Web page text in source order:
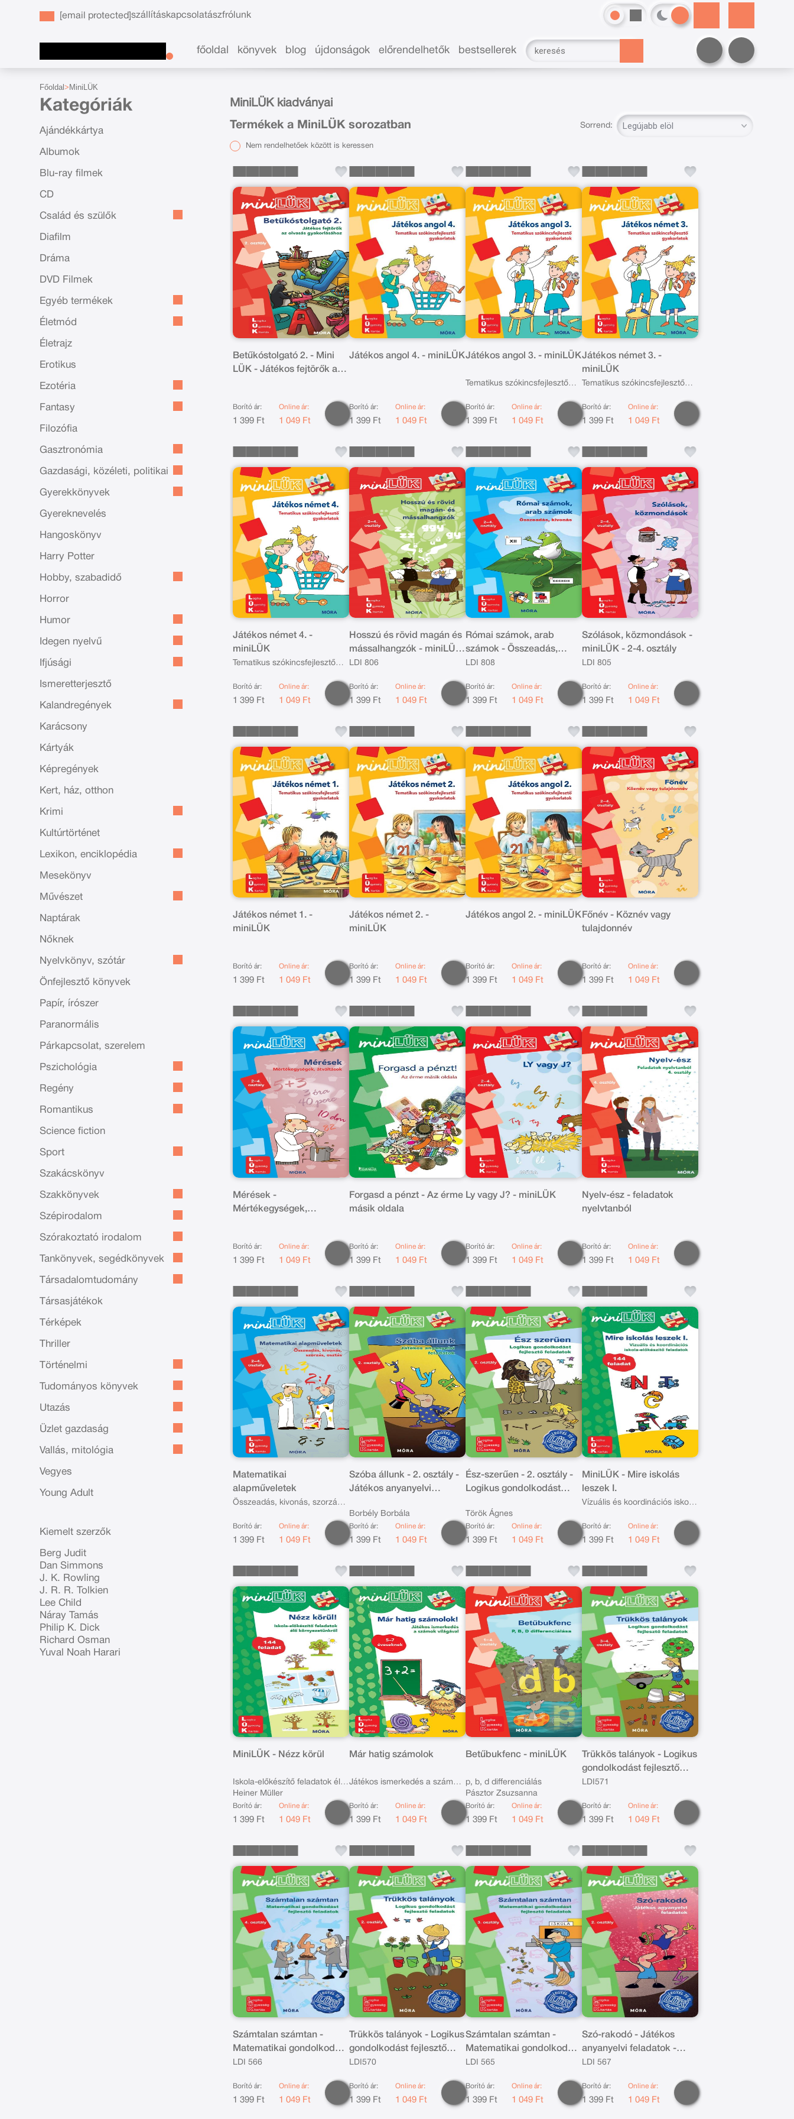
[email protected]szállításkapcsolatászfrólunk
főoldal könyvek blog újdonságok előrendelhetők bestsellerek
Főoldal MiniLÜK
Kategóriák
Ajándékkártya
Albumok
Blu-ray filmek
CD
Család és szülők
Diafilm
Dráma
DVD Filmek
Egyéb termékek
Életmód
Életrajz
Erotikus
Ezotéria
Fantasy
Filozófia
Gasztronómia
Gazdasági, közéleti, politikai
Gyerekkönyvek
Gyereknevelés
Hangoskönyv
Harry Potter
Hobby, szabadidő
Horror
Humor
Idegen nyelvű
Ifjúsági
Ismeretterjesztő
Kalandregények
Karácsony
Kártyák
Képregények
Kert, ház, otthon
Krimi
Kultúrtörténet
Lexikon, enciklopédia
Mesekönyv
Művészet
Naptárak
Nőknek
Nyelvkönyv, szótár
Önfejlesztő könyvek
Papír, írószer
Paranormális
Párkapcsolat, szerelem
Pszichológia
Regény
Romantikus
Science fiction
Sport
Szakácskönyv
Szakkönyvek
Szépirodalom
Szórakoztató irodalom
Tankönyvek, segédkönyvek
Társadalomtudomány
Társasjátékok
Térképek
Thriller
Történelmi
Tudományos könyvek
Utazás
Üzlet gazdaság
Vallás, mitológia
Vegyes
Young Adult
Kiemelt szerzők
Berg Judit
Dan Simmons
J. K. Rowling
J. R. R. Tolkien
Lee Child
Náray Tamás
Philip K. Dick
Richard Osman
Yuval Noah Harari
MiniLÜK kiadványai
Termékek a MiniLÜK sorozatban Sorrend:
Nem rendelhetőek között is keressen
Betűkóstolgató 2. - Mini
LÜK - Játékos fejtörők az
Borító ár:
1 399 Ft
Online ár:
1 049 Ft
Játékos angol 4. - miniLÜK
Borító ár:
1 399 Ft
Online ár:
1 049 Ft
Játékos angol 3. - miniLÜK
Tematikus szókincsfejlesztő
Borító ár:
1 399 Ft
Online ár:
1 049 Ft
Játékos német 3. -
miniLÜK
Tematikus szókincsfejlesztő
Borító ár:
1 399 Ft
Online ár:
1 049 Ft
Játékos német 4. -
miniLÜK
Tematikus szókincsfejlesztő
Borító ár:
1 399 Ft
Online ár:
1 049 Ft
Hosszú és rövid magán és
mássalhangzók - miniLÜK
- 2-4. osztály
LDI 806
Borító ár:
1 399 Ft
Online ár:
1 049 Ft
Római számok, arab
számok - Összeadás,
kivonás - miniLÜK 2-4.
LDI 808
Borító ár:
1 399 Ft
Online ár:
1 049 Ft
Szólások, közmondások -
miniLÜK - 2-4. osztály
LDI 805
Borító ár:
1 399 Ft
Online ár:
1 049 Ft
Játékos német 1. -
miniLÜK
Borító ár:
1 399 Ft
Online ár:
1 049 Ft
Játékos német 2. -
miniLÜK
Borító ár:
1 399 Ft
Online ár:
1 049 Ft
Játékos angol 2. - miniLÜK
Borító ár:
1 399 Ft
Online ár:
1 049 Ft
Főnév - Köznév vagy
tulajdonnév
Borító ár:
1 399 Ft
Online ár:
1 049 Ft
Mérések -
Mértékegységek,
Borító ár:
1 399 Ft
Online ár:
1 049 Ft
Forgasd a pénzt - Az érme
másik oldala
Borító ár:
1 399 Ft
Online ár:
1 049 Ft
Ly vagy J? - miniLÜK
Borító ár:
1 399 Ft
Online ár:
1 049 Ft
Nyelv-ész - feladatok
nyelvtanból
Borító ár:
1 399 Ft
Online ár:
1 049 Ft
Matematikai
alapműveletek
Összeadás, kivonás, szorzás,
Borító ár:
1 399 Ft
Online ár:
1 049 Ft
Szóba állunk - 2. osztály -
Játékos anyanyelvi
Borbély Borbála
Borító ár:
1 399 Ft
Online ár:
1 049 Ft
Ész-szerűen - 2. osztály -
Logikus gondolkodást
miniLÜK
Török Ágnes
Borító ár:
1 399 Ft
Online ár:
1 049 Ft
MiniLÜK - Mire iskolás
leszek I.
Vízuális és koordinációs iskola-
Borító ár:
1 399 Ft
Online ár:
1 049 Ft
MiniLÜK - Nézz körül
Iskola-előkészítő feladatok élő
környezetünkről
Heiner Müller
Borító ár:
1 399 Ft
Online ár:
1 049 Ft
Már hatig számolok
Játékos ismerkedés a számok
Borító ár:
1 399 Ft
Online ár:
1 049 Ft
Betűbukfenc - miniLÜK
p, b, d differenciálás
Pásztor Zsuzsanna
Borító ár:
1 399 Ft
Online ár:
1 049 Ft
Trükkös talányok - Logikus
gondolkodást fejlesztő
feladatok - 3-4.osztály
LDI571
Borító ár:
1 399 Ft
Online ár:
1 049 Ft
Számtalan számtan -
Matematikai gondolkodást
fejlesztő feladatok -
LDI 566
Borító ár:
1 399 Ft
Online ár:
1 049 Ft
Trükkös talányok - Logikus
gondolkodást fejlesztő
feladatok - 2.osztály
LDI570
Borító ár:
1 399 Ft
Online ár:
1 049 Ft
Számtalan számtan -
Matematikai gondolkodást
fejlesztő feladatok -
LDI 565
Borító ár:
1 399 Ft
Online ár:
1 049 Ft
Szó-rakodó - Játékos
anyanyelvi feladatok -
2.osztály
LDI 567
Borító ár:
1 399 Ft
Online ár:
1 049 Ft